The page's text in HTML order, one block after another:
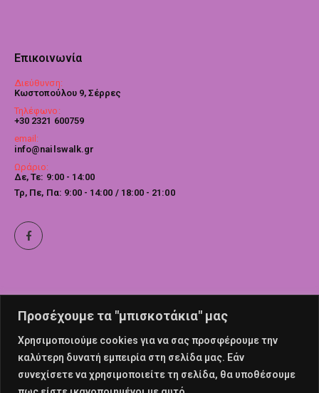
Προσέχουμε τα "μπισκοτάκια" μας
Χρησιμοποιούμε cookies για να σας προσφέρουμε την
καλύτερη δυνατή εμπειρία στη σελίδα μας. Εάν
συνεχίσετε να χρησιμοποιείτε τη σελίδα, θα υποθέσουμε
Επικοινωνία
Διεύθυνση:
Κωστοπούλου 9, Σέρρες
Τηλέφωνο:
+30 2321 600759
email:
info@nailswalk.gr
Ωράριο:
Δε, Τε: 9:00 - 14:00
Τρ, Πε, Πα: 9:00 - 14:00 / 18:00 - 21:00